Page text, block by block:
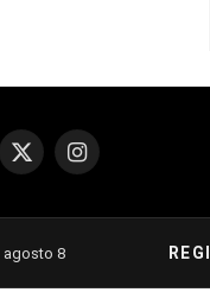
X
Instagram
agosto 8